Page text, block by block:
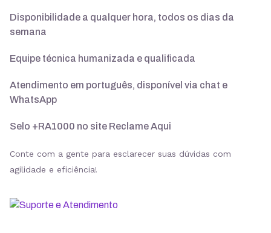
Suporte 24/7 com especialistas
30 dias para pedir reembolso
SSL ilimitado grátis
Disponibilidade a qualquer hora, todos os dias da
semana
Equipe técnica humanizada e qualificada
Atendimento em português, disponível via chat e
WhatsApp
Selo +RA1000 no site Reclame Aqui
Conte com a gente para esclarecer suas dúvidas com
agilidade e eficiência!